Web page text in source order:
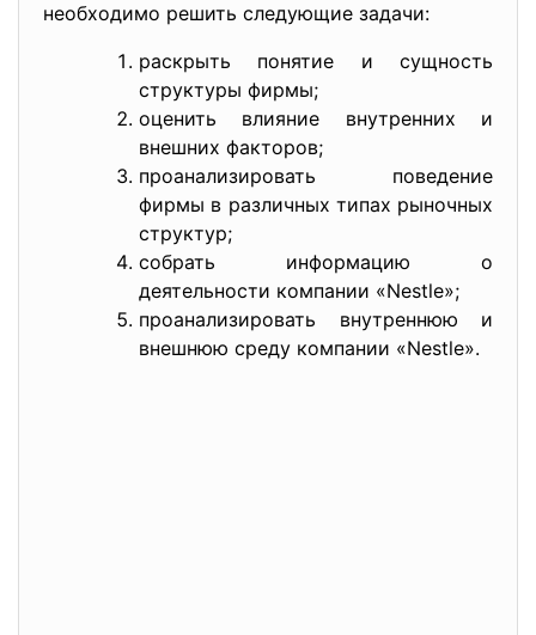
необходимо решить следующие задачи:
раскрыть понятие и сущность
структуры фирмы;
оценить влияние внутренних и
внешних факторов;
проанализировать поведение
фирмы в различных типах рыночных
структур;
собрать информацию о
деятельности компании «Nestle»;
проанализировать внутреннюю и
внешнюю среду компании «Nestle».